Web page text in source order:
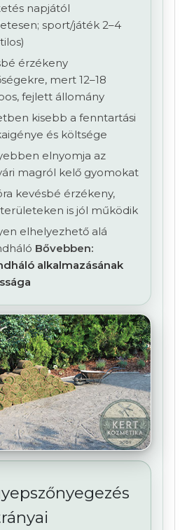
napjától
sport/játék 2–4
érzékeny
mert 12–18
fejlett állomány
kisebb a fenntartási
és költsége
elnyomja az
magról kelő gyomokat
kevésbé érzékeny,
területeken is jól működik
elhelyezhető alá
Bővebben:
alkalmazásának